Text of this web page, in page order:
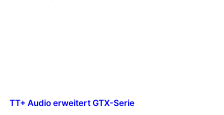
TT+ Audio erweitert GTX-Serie